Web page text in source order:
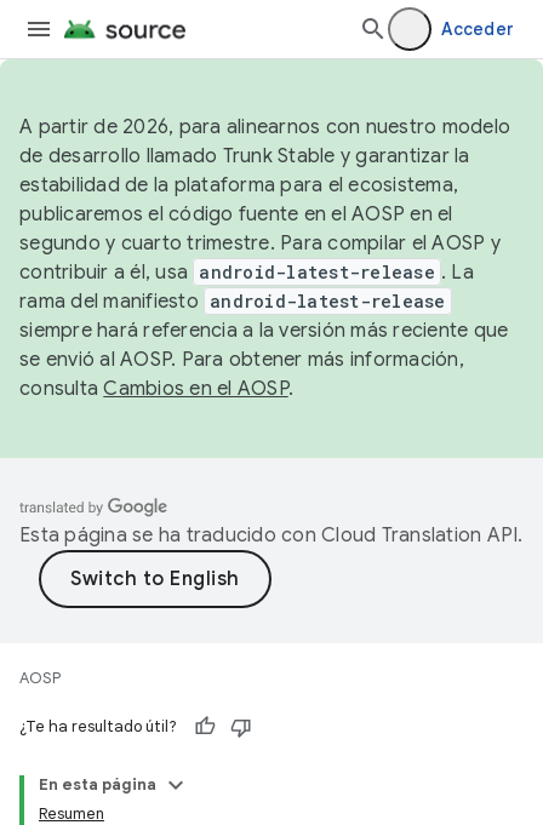
Acceder
A partir de 2026, para alinearnos con nuestro modelo
de desarrollo llamado Trunk Stable y garantizar la
estabilidad de la plataforma para el ecosistema,
publicaremos el código fuente en el AOSP en el
segundo y cuarto trimestre. Para compilar el AOSP y
contribuir a él, usa android-latest-release . La
rama del manifiesto android-latest-release
siempre hará referencia a la versión más reciente que
se envió al AOSP. Para obtener más información,
consultaCambios en el AOSP.
Esta página se ha traducido con Cloud Translation API.
AOSP
¿Te ha resultado útil?
En esta página
Resumen